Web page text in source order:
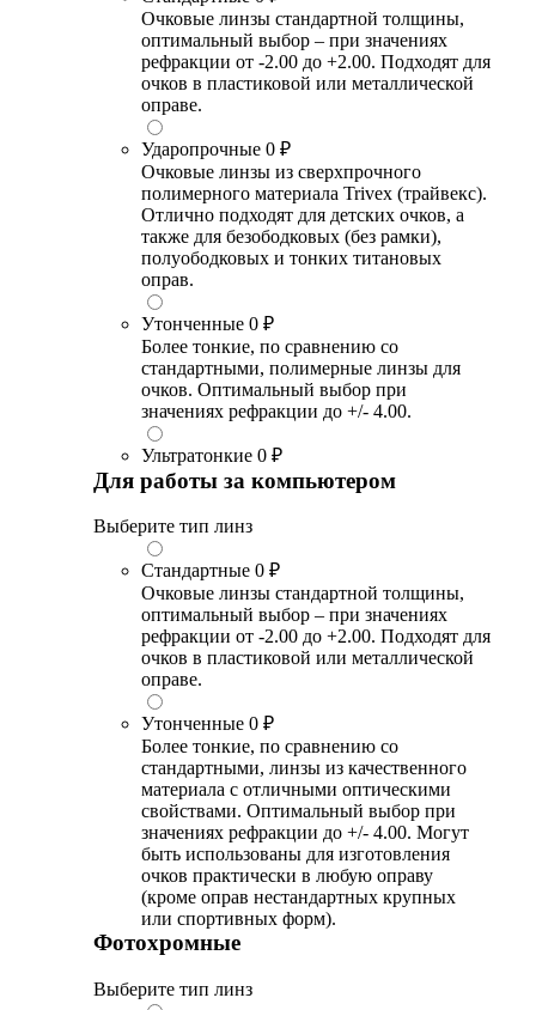
Очковые линзы стандартной толщины,
оптимальный выбор – при значениях
рефракции от -2.00 до +2.00. Подходят для
очков в пластиковой или металлической
оправе.
Ударопрочные 0 ₽
Очковые линзы из сверхпрочного
полимерного материала Trivex (трайвекс).
Отлично подходят для детских очков, а
также для безободковых (без рамки),
полуободковых и тонких титановых
оправ.
Утонченные 0 ₽
Более тонкие, по сравнению со
стандартными, полимерные линзы для
очков. Оптимальный выбор при
значениях рефракции до +/- 4.00.
Ультратонкие 0 ₽
Для работы за компьютером
Выберите тип линз
Стандартные 0 ₽
Очковые линзы стандартной толщины,
оптимальный выбор – при значениях
рефракции от -2.00 до +2.00. Подходят для
очков в пластиковой или металлической
оправе.
Утонченные 0 ₽
Более тонкие, по сравнению со
стандартными, линзы из качественного
материала с отличными оптическими
свойствами. Оптимальный выбор при
значениях рефракции до +/- 4.00. Могут
быть использованы для изготовления
очков практически в любую оправу
(кроме оправ нестандартных крупных
или спортивных форм).
Фотохромные
Выберите тип линз